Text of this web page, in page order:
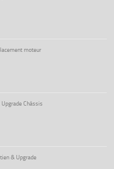
moteur
Châssis
& Upgrade